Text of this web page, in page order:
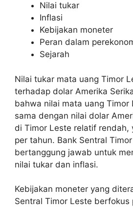
Nilai tukar
Inflasi
Kebijakan moneter
Peran dalam
Sejarah
Nilai tukar mata uang Timor
terhadap dolar Amerika
bahwa nilai mata uang Timor
sama dengan nilai dolar
di Timor Leste relatif rendah,
per tahun. Bank Sentral
bertanggung jawab untuk
nilai tukar dan inflasi.
Kebijakan moneter yang
Sentral Timor Leste berfokus